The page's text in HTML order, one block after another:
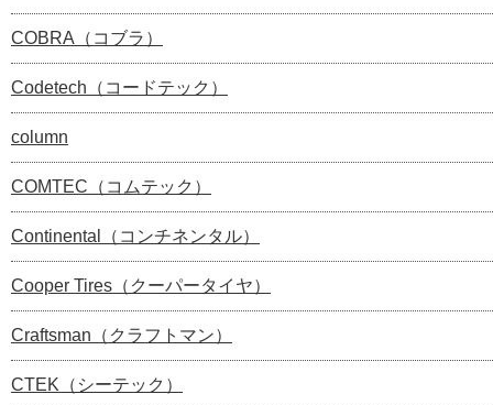
COBRA（コブラ）
Codetech（コードテック）
column
COMTEC（コムテック）
Continental（コンチネンタル）
Cooper Tires（クーパータイヤ）
Craftsman（クラフトマン）
CTEK（シーテック）